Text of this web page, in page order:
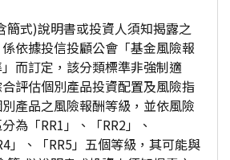
簡式)說明書或投資人須知揭露之
依據投信投顧公會「基金風險報
而訂定，該分類標準非強制適
評估個別產品投資配置及風險指
產品之風險報酬等級，並依風險
為「RR1」、「RR2」、
」、「RR5」五個等級，其可能與